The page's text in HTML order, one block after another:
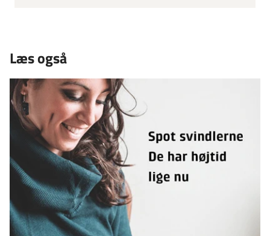
Læs også